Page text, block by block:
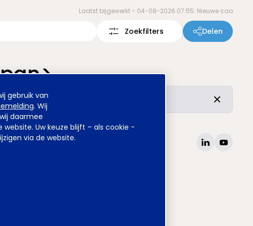
gebruik van
. Wij
daarmee
Uw keuze blijft – als cookie -
via de website.
Laatst bijgewerkt - 04-08-2026 07:55: Nieuwe cao
Zoekfilters Delen
maar de vertrouwde inhoud is ongewijzigd.
Websitewww.awvn.nl